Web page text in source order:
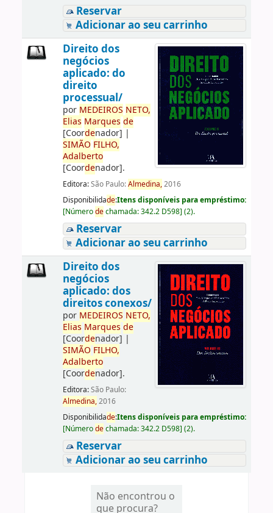
Reservar
Adicionar ao seu carrinho
Direito dos
negócios
aplicado: do
direito
processual/
por MEDEIROS NETO,
Elias Marques de
[Coordenador] |
SIMÃO FILHO,
Adalberto
[Coordenador].
Editora:São Paulo:Almedina,2016
Disponibilidade:Itens disponíveis para empréstimo:
[Númerodechamada:342.2 D598] (2).
Reservar
Adicionar ao seu carrinho
Direito dos
negócios
aplicado: dos
direitos conexos/
por MEDEIROS NETO,
Elias Marques de
[Coordenador] |
SIMÃO FILHO,
Adalberto
[Coordenador].
Editora:São Paulo:
Almedina,2016
Disponibilidade:Itens disponíveis para empréstimo:
[Númerodechamada:342.2 D598] (2).
Reservar
Adicionar ao seu carrinho
Não encontrou o
que procura?